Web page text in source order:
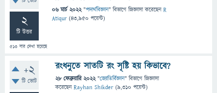
2
টি উত্তর
513 বার দেখা হয়েছে
06 মার্চ 2022 "পদার্থবিজ্ঞান" বিভাগে জিজ্ঞাসাকরেছেনR
Atiqur (43,950 পয়েন্ট)
+2
টি ভোট
রংধনুতে সাতটি রং সৃষ্টি হয় কিভাবে?
28 ফেব্রুয়ারি 2022 "জ্যোতির্বিজ্ঞান" বিভাগে জিজ্ঞাসা
করেছেনRayhan Shikder (9,310 পয়েন্ট)